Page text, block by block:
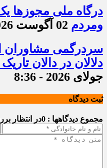
درگاه ملی مجوزها
ومردم 02 آگوست 2026 - 8:16
سردرگمی مشاوران
دلالان در دالان
جولای 2026 - 8:36
ثبت دیدگاه
مجموع دیدگاهها : 0 در انتظار